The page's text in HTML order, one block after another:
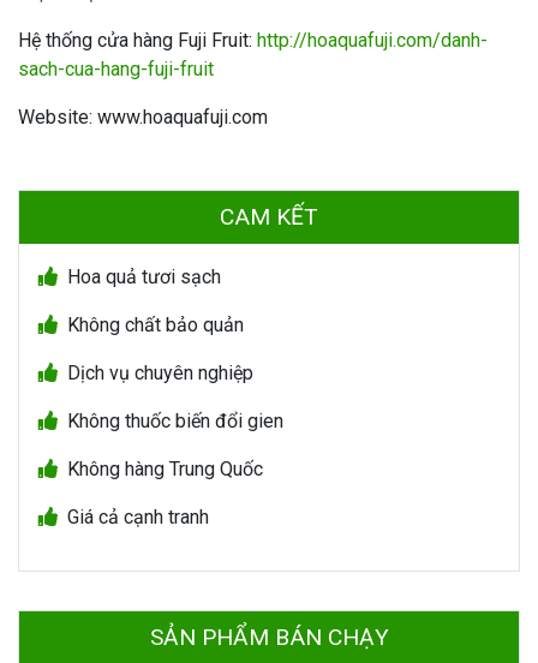
Hệ thống cửa hàng Fuji Fruit: http://hoaquafuji.com/danh-
sach-cua-hang-fuji-fruit
Website: www.hoaquafuji.com
CAM KẾT
Hoa quả tươi sạch
Không chất bảo quản
Dịch vụ chuyên nghiệp
Không thuốc biến đổi gien
Không hàng Trung Quốc
Giá cả cạnh tranh
SẢN PHẨM BÁN CHẠY